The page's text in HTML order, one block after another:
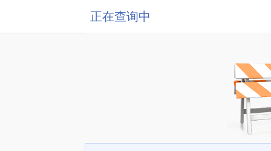
正在查询中